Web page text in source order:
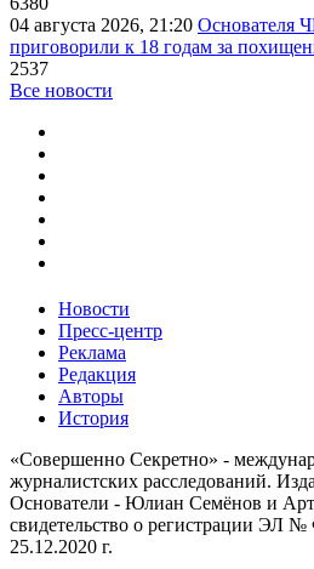
04 августа 2026, 21:20 Основателя
приговорили к 18 годам за
2537
Все новости
Новости
Пресс-центр
Реклама
Редакция
Авторы
История
«Совершенно Секретно» -
журналистских расследований.
Основатели - Юлиан Семёнов и
свидетельство о регистрации ЭЛ
25.12.2020 г.